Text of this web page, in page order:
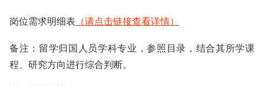
岗位需求明细表 （请点击链接查看详情）
备注：留学归国人员学科专业，参照目录，结合其所学课
程、研究方向进行综合判断。